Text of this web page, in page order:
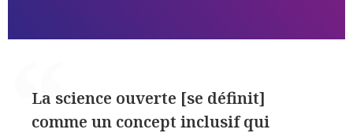
La science ouverte [se définit]
comme un concept inclusif qui